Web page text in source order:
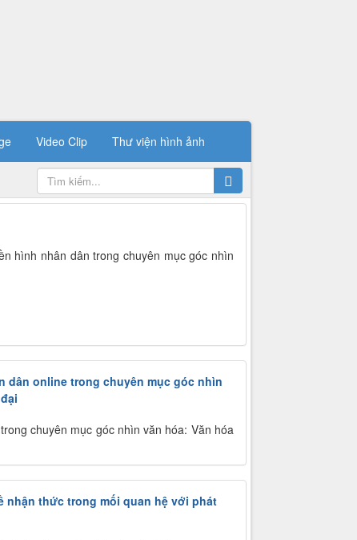
Video Clip Thư viện hình ảnh
hình nhân dân trong chuyên mục góc nhìn
dân online trong chuyên mục góc nhìn
chuyên mục góc nhìn văn hóa: Văn hóa
nhận thức trong mối quan hệ với phát